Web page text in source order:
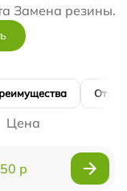
Замена резины.
Цена
р